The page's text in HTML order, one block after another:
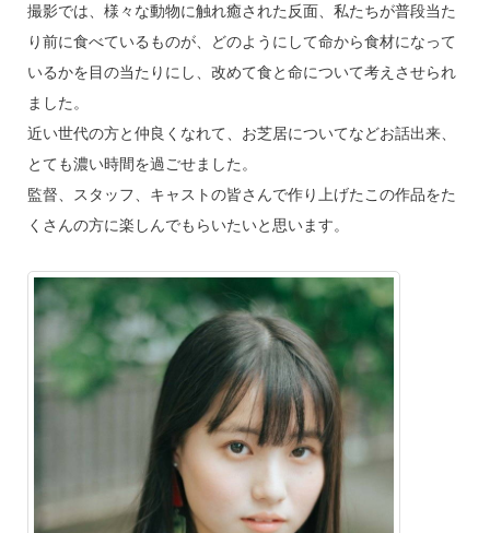
撮影では、様々な動物に触れ癒された反面、私たちが普段当た
り前に食べているものが、どのようにして命から食材になって
いるかを目の当たりにし、改めて食と命について考えさせられ
ました。
近い世代の方と仲良くなれて、お芝居についてなどお話出来、
とても濃い時間を過ごせました。
監督、スタッフ、キャストの皆さんで作り上げたこの作品をた
くさんの方に楽しんでもらいたいと思います。